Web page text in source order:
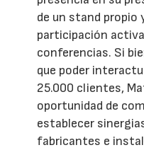
de un stand propio
participación
conferencias. Si
que poder
25.000 clientes,
oportunidad de
establecer
fabricantes e